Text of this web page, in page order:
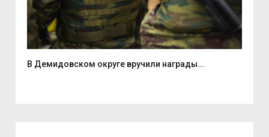
В Демидовском округе вручили награды...